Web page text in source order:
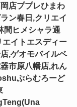
店ププレひまわ
ン春日,クリエイ
間ヒメシャラ通
エイトエスディー
,ゲオモバイルベ
市原八幡店,れん
ぷらむろーど